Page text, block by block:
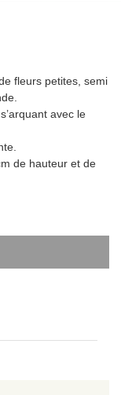
fleurs petites, semi
avec le
de hauteur et de